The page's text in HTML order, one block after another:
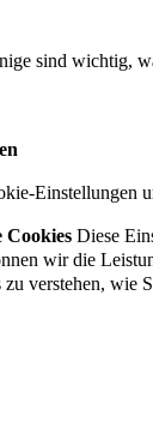
sind wichtig,
Einstellungen
Cookies Diese
wir die
verstehen, wie